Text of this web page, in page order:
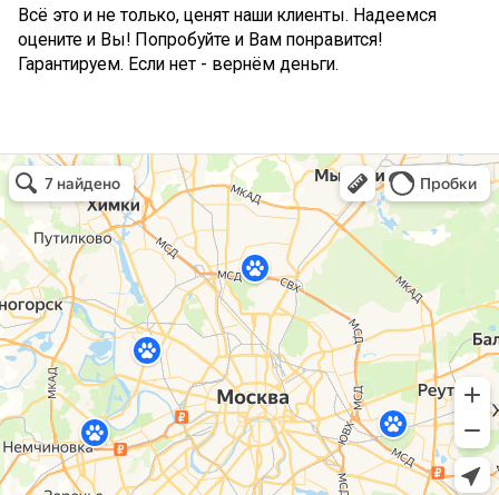
Всё это и не только, ценят наши клиенты. Надеемся
оцените и Вы! Попробуйте и Вам понравится!
Гарантируем. Если нет - вернём деньги.